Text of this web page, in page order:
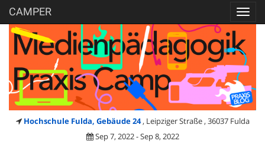
CAMPER
Hochschule Fulda, Gebäude 24 , Leipziger Straße , 36037 Fulda
Sep 7, 2022 - Sep 8, 2022